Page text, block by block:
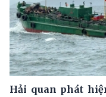
Hải quan phát